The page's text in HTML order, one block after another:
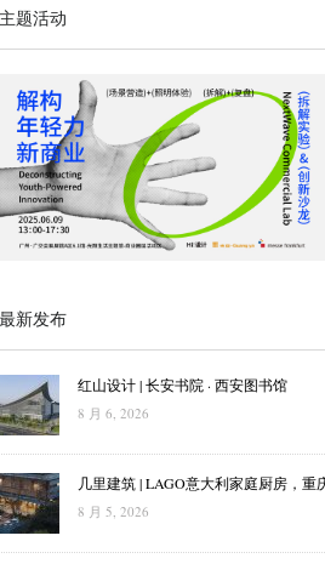
题活动
新发布
红山设计 | 长安书院 · 西安图书馆
8 月 6, 2026
几里建筑 | LAGO意大利家庭厨房，重
8 月 5, 2026